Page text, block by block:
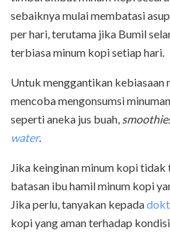
sebaiknya mulai membatasi
per hari, terutama jika Bumil
terbiasa minum kopi setiap hari.
Untuk menggantikan kebiasaan
mencoba mengonsumsi
seperti aneka jus buah,
water.
Jika keinginan minum kopi tidak
batasan ibu hamil minum kopi
Jika perlu, tanyakan kepada
kopi yang aman terhadap